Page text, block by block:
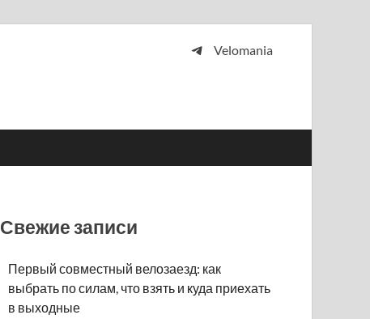
Velomania
Свежие записи
Первый совместный велозаезд: как
выбрать по силам, что взять и куда приехать
в выходные